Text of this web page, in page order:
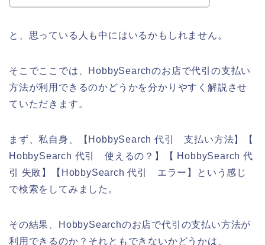
と、思っている人も中にはいるかもしれません。
そこでここでは、HobbySearchのお店で代引の支払い
方法が利用できるのかどうかを分かりやすく解説させ
ていただきます。
まず、私自身、【HobbySearch 代引 支払い方法】【
HobbySearch 代引 使えるの？】【 HobbySearch 代
引 失敗】【HobbySearch 代引 エラー】という感じ
で検索をしてみました。
その結果、HobbySearchのお店で代引の支払い方法が
利用できるのか？それともできないかどうかは、